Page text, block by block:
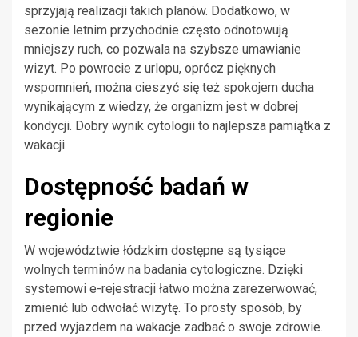
sprzyjają realizacji takich planów. Dodatkowo, w
sezonie letnim przychodnie często odnotowują
mniejszy ruch, co pozwala na szybsze umawianie
wizyt. Po powrocie z urlopu, oprócz pięknych
wspomnień, można cieszyć się też spokojem ducha
wynikającym z wiedzy, że organizm jest w dobrej
kondycji. Dobry wynik cytologii to najlepsza pamiątka z
wakacji.
Dostępność badań w
regionie
W województwie łódzkim dostępne są tysiące
wolnych terminów na badania cytologiczne. Dzięki
systemowi e-rejestracji łatwo można zarezerwować,
zmienić lub odwołać wizytę. To prosty sposób, by
przed wyjazdem na wakacje zadbać o swoje zdrowie.